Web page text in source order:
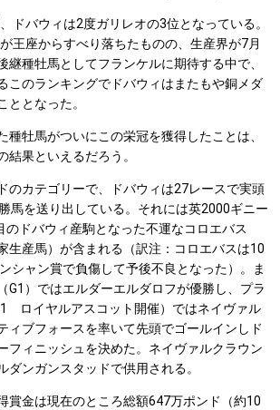
ドバウィは2度ガリレオの3位となっている。
王座からすべり落ちたものの、生産界が7月
継種牡馬としてフランケルに期待する中で、
このランキングでドバウィはまたもや銅メダ
ととなった。
牡馬がついにこの栄冠を獲得したことは、
結果といえるだろう。
のカテゴリーで、ドバウィは27レースで実頭
馬を送り出している。それには英2000ギニー
のドバウィ産駒となった不運なコロエバス
生産馬）が含まれる（訳注：コロエバスは10
シャン賞で負傷して予後不良となった）。ま
G1）ではエルダーエルダロフが優勝し、プラ
ロイヤルアスコット開催）ではネイヴァル
ィブフォースを率いて先頭でゴールインしド
フィニッシュを決めた。ネイヴァルクラウン
ダンガンスタッドで供用される。
賞金は現在のところ総額647万ポンド（約10